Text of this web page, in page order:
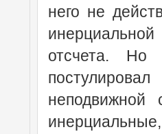
него не
отсчета.
неподвижной